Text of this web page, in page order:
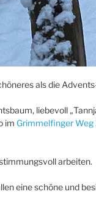
als die
liebevoll
im Grimmelfinger Weg
arbeiten.
eine schöne und